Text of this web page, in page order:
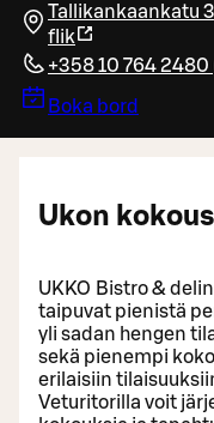
Tallikankaankatu
flik
+358 10 764 2480
Boka bord
Ukon
UKKO Bistro &
taipuvat pienistä
yli sadan hengen
sekä pienempi
erilaisiin
Veturitorilla voit